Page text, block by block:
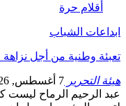
أقلام حرة
ابداعات الشباب
تعبئة وطنية من أجل نزاهة
هيئة التحرير 7 أغسطس, 2026
عبد الرحيم الرماح ليست